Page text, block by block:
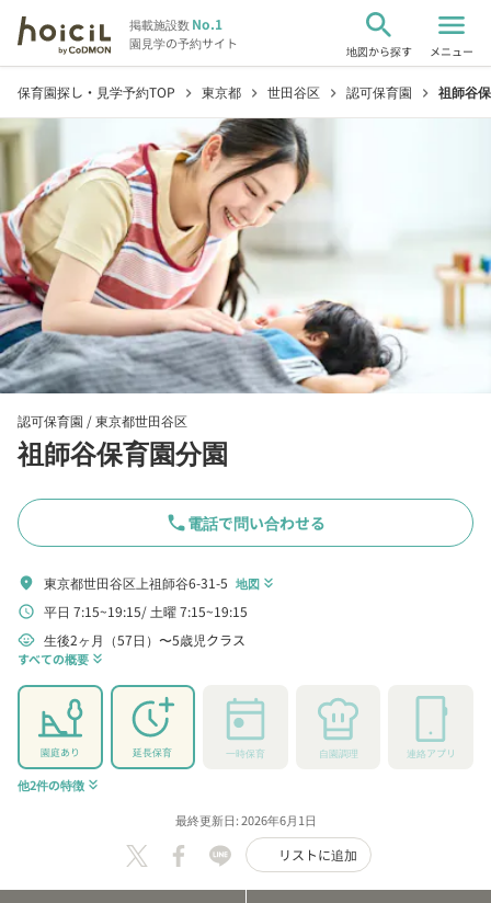
掲載施設数No.1
園見学の予約サイト
search
地図から探す
menu
メニュー
保育園探し・見学予約TOP chevron_right 東京都 chevron_right 世田谷区 chevron_right 認可保育園 chevron_right 祖師谷
認可保育園 /東京都世田谷区
祖師谷保育園分園
phone電話で問い合わせる
location_on 東京都世田谷区上祖師谷6-31-5 地図 keyboard_double_arrow_down
schedule 平日 7:15~19:15 土曜 7:15~19:15
child_care 生後2ヶ月（57日）〜5歳児クラス
すべての概要 keyboard_double_arrow_down
園庭あり 延長保育 一時保育 自園調理 連絡アプリ
他2件の特徴 keyboard_double_arrow_down
最終更新日: 2026年6月1日
リストに追加